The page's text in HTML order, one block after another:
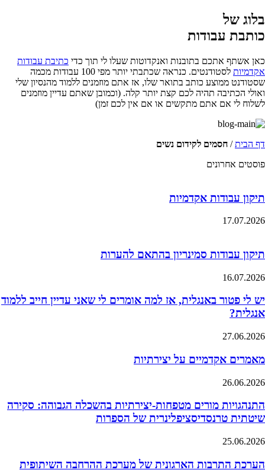
בלוג של
כותבת עבודות
כאן אשתף אתכם בתובנות ואנקדוטות שעלו לי תוך כדי כתיבת עבודות
אקדמיות
לסטודנטים. כנראה שכתבתי יותר מפי 100 עבודות מכמה
שסטודנט ממוצע כותב בתואר שלו, אז אתם מוזמנים ללמוד מהנסיון שלי
ואולי הכתיבה תהיה לכם קצת יותר קלה. (וכמובן שאתם עדיין מוזמנים
לשלוח לי אם אתם מתקשים או אם אין לכם זמן)
דף הבית/ חסמים לקידום נשים
פוסטים אחרונים
תיקון עבודות אקדמיות
17.07.2026
תיקון עבודות סמינריון בהתאם להערות
16.07.2026
יש לי פטור באנגלית, אז למה אומרים לי שאני עדיין חייב ללמוד
אנגלית?
27.06.2026
מאמרים אקדמיים על יצירתיות
26.06.2026
התנהגויות מורים מטפחות-יצירתיות בהשכלה הגבוהה: סקירה
שיטתית טרנסדיסציפלינרית של הספרות
25.06.2026
הערכת התרבות הארגונית של מערכת ההרחבה השיתופית